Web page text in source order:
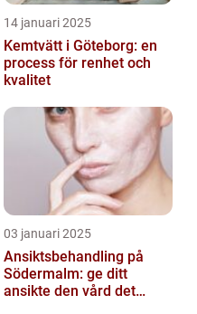
14 januari 2025
Kemtvätt i Göteborg: en
process för renhet och
kvalitet
03 januari 2025
Ansiktsbehandling på
Södermalm: ge ditt
ansikte den vård det